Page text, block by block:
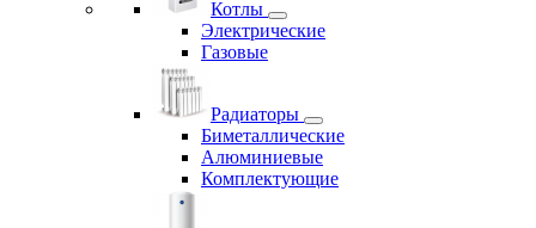
Котлы
Электрические
Газовые
Радиаторы
Биметаллические
Алюминиевые
Комплектующие